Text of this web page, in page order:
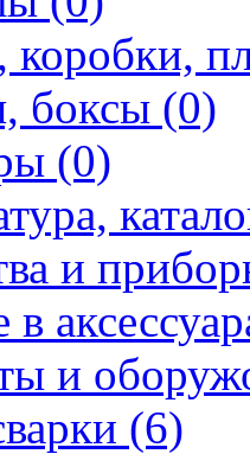
коробки,
боксы (0)
(0)
и
в
и
(6)